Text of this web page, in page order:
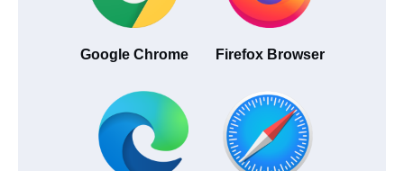
Google Chrome Firefox Browser